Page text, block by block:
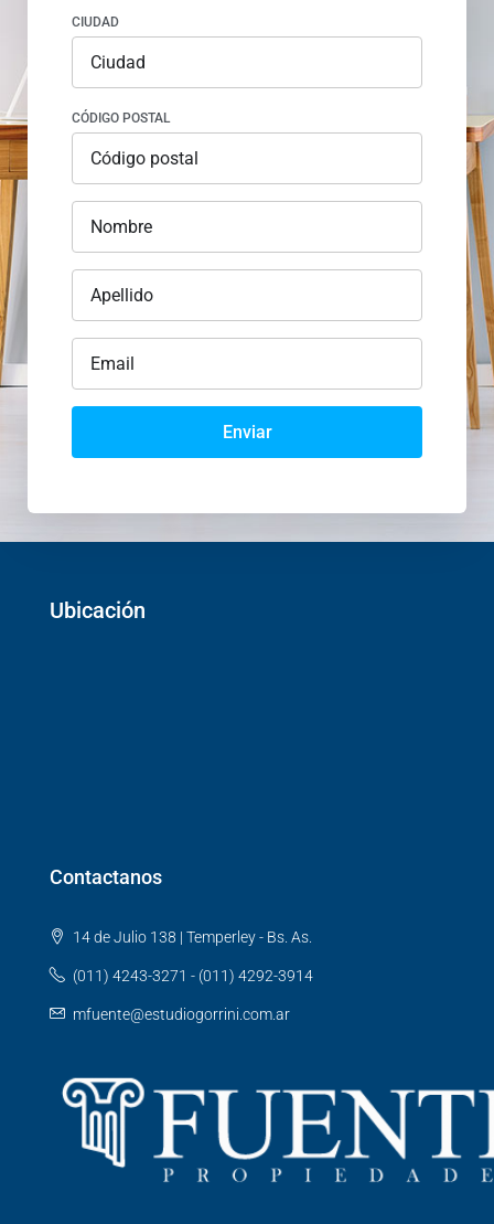
CIUDAD
CÓDIGO POSTAL
Enviar
Ubicación
Contactanos
14 de Julio 138 | Temperley - Bs. As.
(011) 4243-3271 - (011) 4292-3914
mfuente@estudiogorrini.com.ar